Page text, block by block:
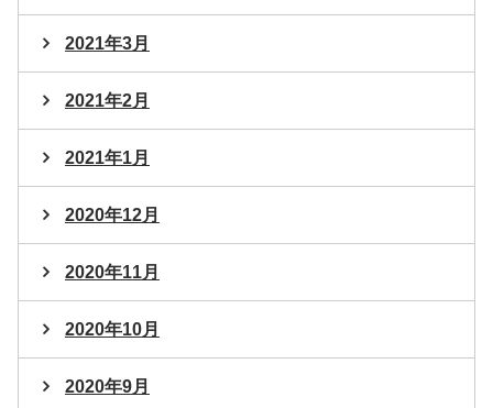
2021年3月
2021年2月
2021年1月
2020年12月
2020年11月
2020年10月
2020年9月